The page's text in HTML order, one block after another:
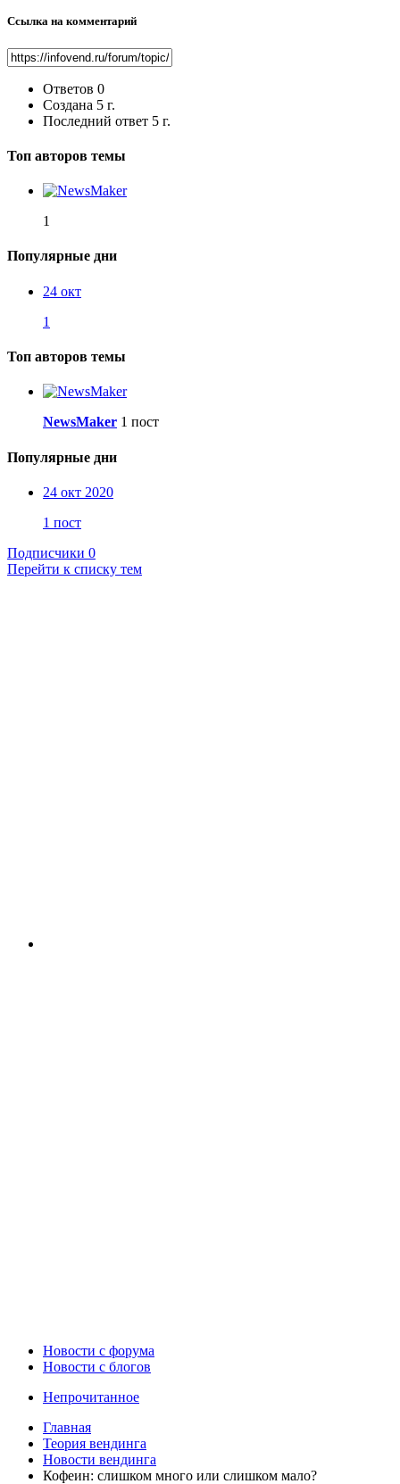
Ссылка на комментарий
Ответов 0
Создана 5 г.
Последний ответ 5 г.
Топ авторов темы
1
Популярные дни
24 окт
1
Топ авторов темы
NewsMaker 1 пост
Популярные дни
24 окт 2020
1 пост
Подписчики 0
Перейти к списку тем
Новости c форума
Новости с блогов
Непрочитанное
Главная
Теория вендинга
Новости вендинга
Кофеин: слишком много или слишком мало?